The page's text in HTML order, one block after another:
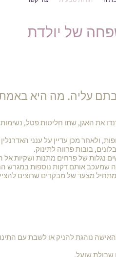
של יולדת
עליה. מה היא
את האגן, שתו חליטות פטל,
בובות פרווה לתינוק.
נגלות של פרחים מתנות ושקיות
שמעכב אותם דקות נוספות במגרש
מתחיל מצעד של מבקרים שרוצים
נוהגת להניק או לשבת עם
שבולת שועל.